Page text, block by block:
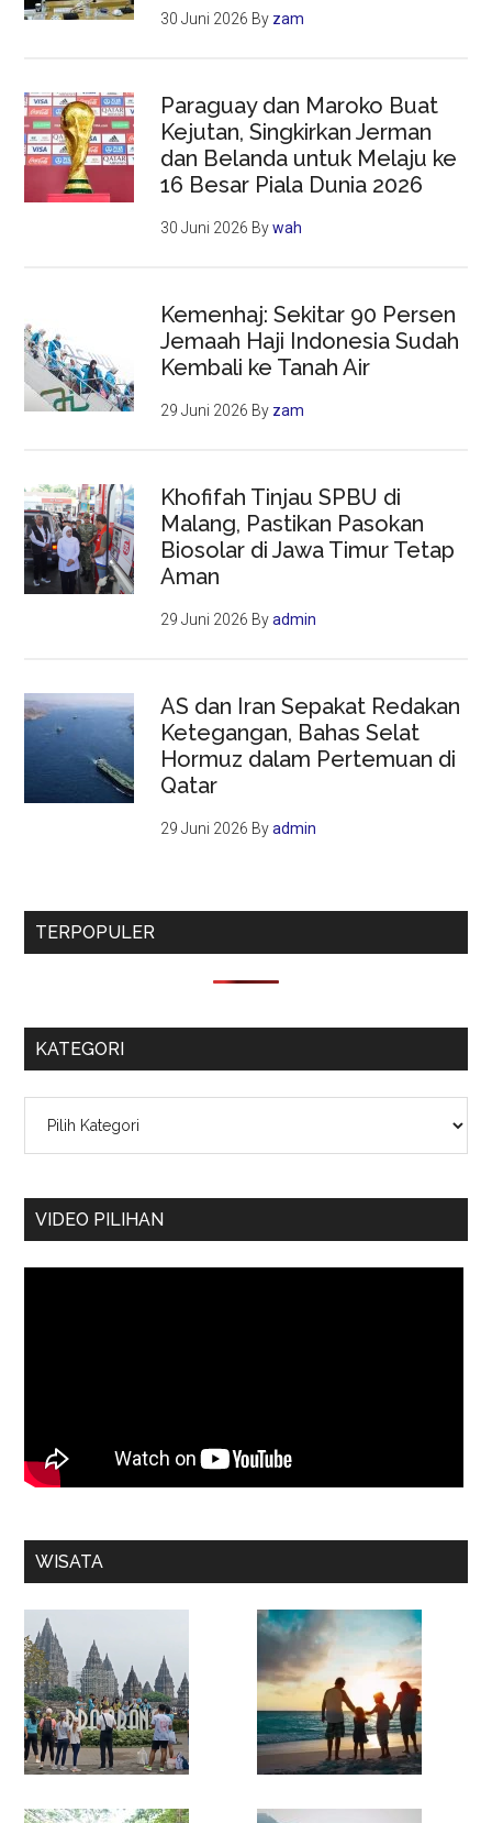
30 Juni 2026 By zam
Paraguay dan Maroko Buat
Kejutan, Singkirkan Jerman
dan Belanda untuk Melaju ke
16 Besar Piala Dunia 2026
30 Juni 2026 Bywah
Kemenhaj: Sekitar 90 Persen
Jemaah Haji Indonesia Sudah
Kembali ke Tanah Air
29 Juni 2026 By zam
Khofifah Tinjau SPBU di
Malang, Pastikan Pasokan
Biosolar di Jawa Timur Tetap
Aman
29 Juni 2026 Byadmin
AS dan Iran Sepakat Redakan
Ketegangan, Bahas Selat
Hormuz dalam Pertemuan di
Qatar
29 Juni 2026 Byadmin
TERPOPULER
KATEGORI
VIDEO PILIHAN
WISATA